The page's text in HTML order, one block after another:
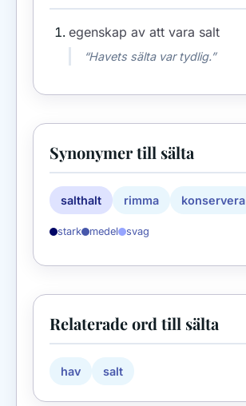
egenskap av att vara salt
“Havets sälta var tydlig.”
Synonymer till sälta
salthalt rimma konservera
stark medel svag
Relaterade ord till sälta
hav salt